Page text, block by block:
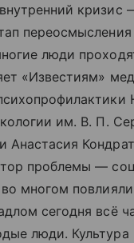
кризис
люди
«Известиям»
им. В. П.
Анастасия
проблемы —
многом
сегодня всё
люди. Культура